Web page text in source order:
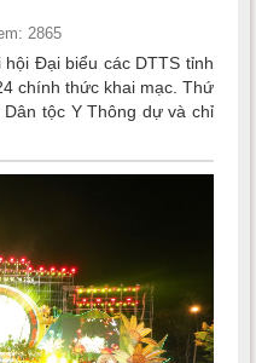
2865
Đại biểu các DTTS tỉnh
chính thức khai mạc. Thứ
tộc Y Thông dự và chỉ